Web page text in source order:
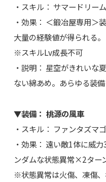
・スキル： サマードリーム
・効果： ＜鍛冶屋専用＞
大量の経験値が得られる。
※スキルLv成長不可
・説明： 星空がきれいな
ない綿あめ。あらゆる装
▼装備： 桃源の風車
・スキル： ファンタズマ
・効果： 遠い敵1体に威
ンダムな状態異常×2ター
※状態異常は火傷、凍傷